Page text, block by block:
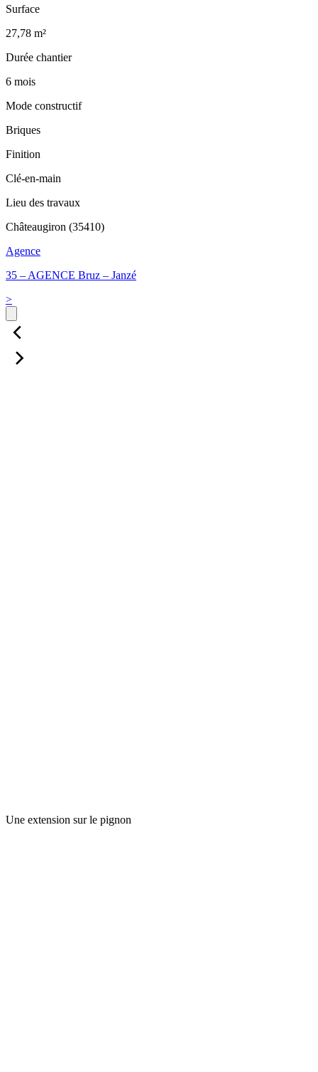
Surface
27,78 m²
Durée chantier
6 mois
Mode constructif
Briques
Finition
Clé-en-main
Lieu des travaux
Châteaugiron (35410)
Agence
35 – AGENCE Bruz – Janzé
>
Une extension sur le pignon